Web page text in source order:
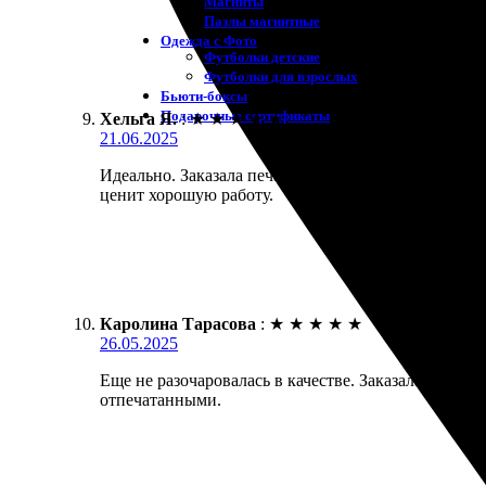
Пазлы магнитные
Одежда с Фото
Футболки детские
Футболки для взрослых
Бьюти-боксы
Подарочные сертификаты
Хельга Я. : ★ ★ ★ ★ ★
21.06.2025
Идеально. Заказала печать фотографий. Очень
ценит хорошую работу.
Каролина Тарасова : ★ ★ ★ ★ ★
26.05.2025
Еще не разочаровалась в качестве. Заказала
отпечатанными.